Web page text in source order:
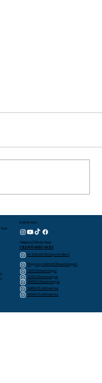
TK
Pulo
Kontak Kami
Telepon/WhatsApp
+62 817-0337-1952
RA Sakinah (Kebayoran Baru)
Playgroup Sakinah (Rawamangun)
TKIA 13 Rawamangun
SDIA 13 Rawamangun
SMPIA 12 Rawamangun
SMPIA 55 Jatimakmur
SMAIA 33 Jatimakmur